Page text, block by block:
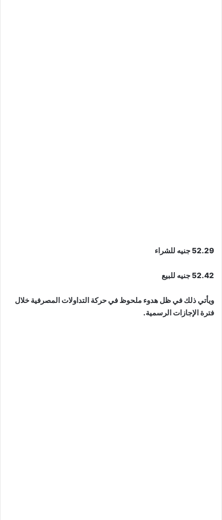
52.29 جنيه للشراء
52.42 جنيه للبيع
ويأتي ذلك في ظل هدوء ملحوظ في حركة التداولات المصرفية خلال
فترة الإجازات الرسمية.